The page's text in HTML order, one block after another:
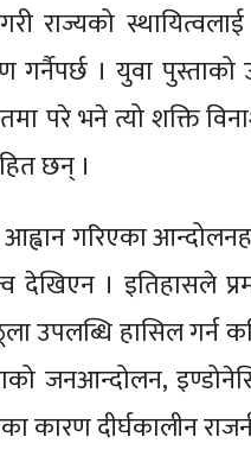
राज्यको
गर्नैपर्छ । युवा
परे भने त्यो शक्ति
छन् ।
गरिएका
देखिएन । इतिहासले
उपलब्धि हासिल
जनआन्दोलन,
कारण दीर्घकालीन